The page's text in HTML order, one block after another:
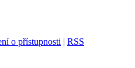
o přístupnosti | RSS